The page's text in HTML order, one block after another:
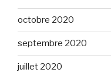
octobre 2020
septembre 2020
juillet 2020